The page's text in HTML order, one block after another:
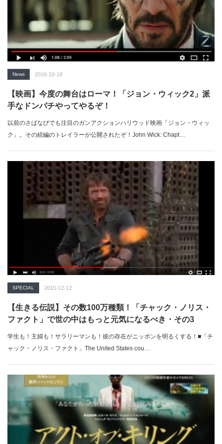
News 2016-10-18
【映画】今度の舞台はローマ！「ジョン・ウィック2」派
手なドンパチやってやるぞ！
以前のさばなびでも注目のガンアクションハリウッド映画「ジョン・ウィッ
ク」。その続編のトレイラーが公開されたぞ！John Wick: Chapt…
SPECIAL 2015-12-12
【生きる伝説】その数100万種類！「チャック・ノリス・
ファクト」で世の中はもっと元気になるべき・その3
学生も！主婦も！サラリーマンも！彼の存在がニッポンを明るくする！■「チ
ャック・ノリス・ファクト」The United States cou…